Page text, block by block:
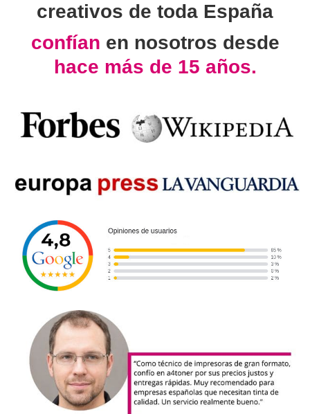
creativos de toda España
confían en nosotros desde
hace más de 15 años.